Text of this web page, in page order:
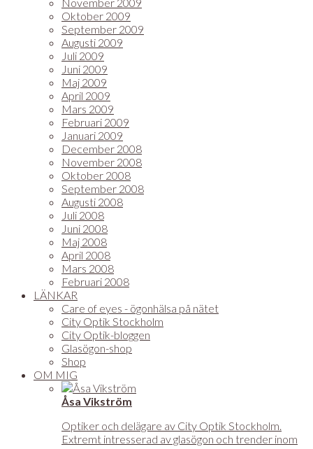
Oktober 2009
September 2009
Augusti 2009
Juli 2009
Juni 2009
Maj 2009
April 2009
Mars 2009
Februari 2009
Januari 2009
December 2008
November 2008
Oktober 2008
September 2008
Augusti 2008
Juli 2008
Juni 2008
Maj 2008
April 2008
Mars 2008
Februari 2008
LÄNKAR
Care of eyes - ögonhälsa på nätet
City Optik Stockholm
City Optik-bloggen
Glasögon-shop
Shop
OM MIG
Åsa Vikström
Optiker och delägare av City Optik Stockholm.
Extremt intresserad av glasögon och trender inom